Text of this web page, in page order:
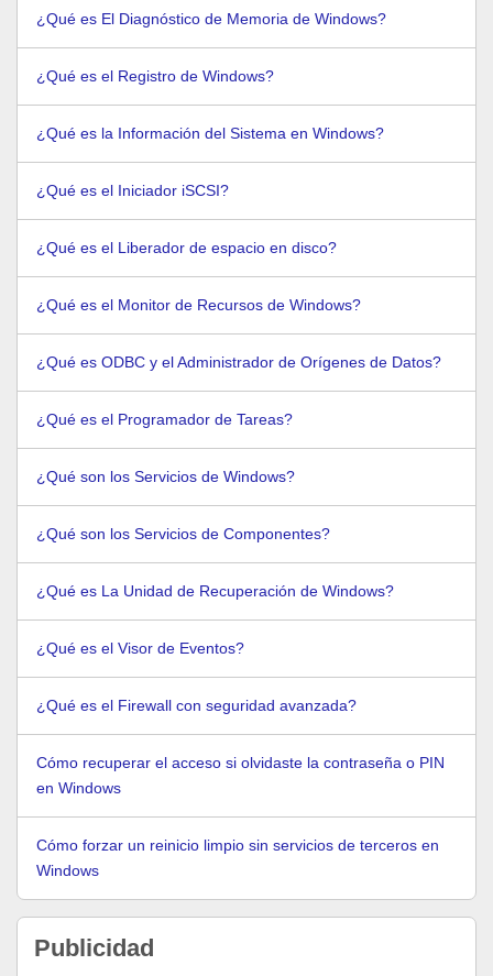
¿Qué es El Diagnóstico de Memoria de Windows?
¿Qué es el Registro de Windows?
¿Qué es la Información del Sistema en Windows?
¿Qué es el Iniciador iSCSI?
¿Qué es el Liberador de espacio en disco?
¿Qué es el Monitor de Recursos de Windows?
¿Qué es ODBC y el Administrador de Orígenes de Datos?
¿Qué es el Programador de Tareas?
¿Qué son los Servicios de Windows?
¿Qué son los Servicios de Componentes?
¿Qué es La Unidad de Recuperación de Windows?
¿Qué es el Visor de Eventos?
¿Qué es el Firewall con seguridad avanzada?
Cómo recuperar el acceso si olvidaste la contraseña o PIN
en Windows
Cómo forzar un reinicio limpio sin servicios de terceros en
Windows
Publicidad